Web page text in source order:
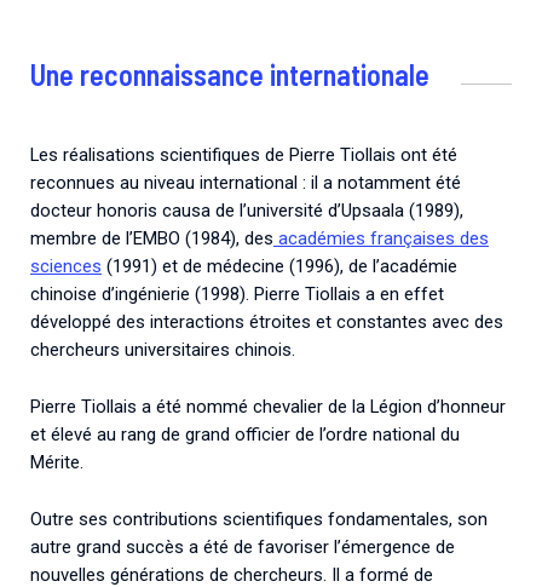
Une reconnaissance internationale
Les réalisations scientifiques de Pierre Tiollais ont été
reconnues au niveau international : il a notamment été
docteur honoris causa de l’université d’Upsaala (1989),
membre de l’EMBO (1984), des académies françaises des
sciences (1991) et de médecine (1996), de l’académie
chinoise d’ingénierie (1998). Pierre Tiollais a en effet
développé des interactions étroites et constantes avec des
chercheurs universitaires chinois.
Pierre Tiollais a été nommé chevalier de la Légion d’honneur
et élevé au rang de grand officier de l’ordre national du
Mérite.
Outre ses contributions scientifiques fondamentales, son
autre grand succès a été de favoriser l’émergence de
nouvelles générations de chercheurs. Il a formé de